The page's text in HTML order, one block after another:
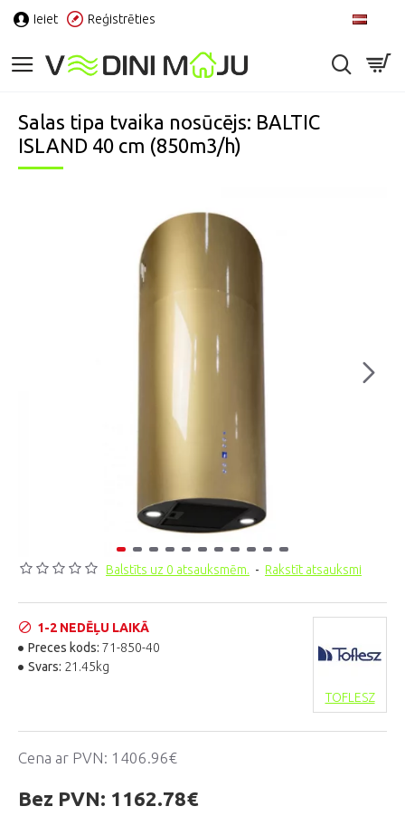
Ieiet Reģistrēties
Salas tipa tvaika nosūcējs: BALTIC
ISLAND 40 cm (850m3/h)
Balstīts uz 0 atsauksmēm. - Rakstīt atsauksmi
Cena ar PVN: 1406.96€
Bez PVN: 1162.78€
1-2 NEDĒĻU LAIKĀ
Preces kods: 71-850-40
Svars: 21.45kg
TOFLESZ